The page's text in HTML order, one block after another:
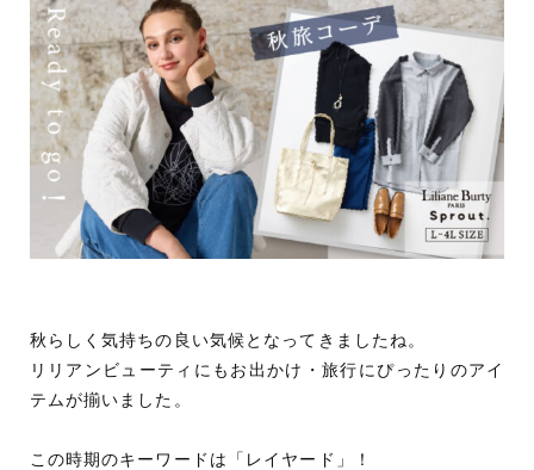
秋らしく気持ちの良い気候となってきましたね。
リリアンビューティにもお出かけ・旅行にぴったりのアイ
テムが揃いました。
この時期のキーワードは「レイヤード」！